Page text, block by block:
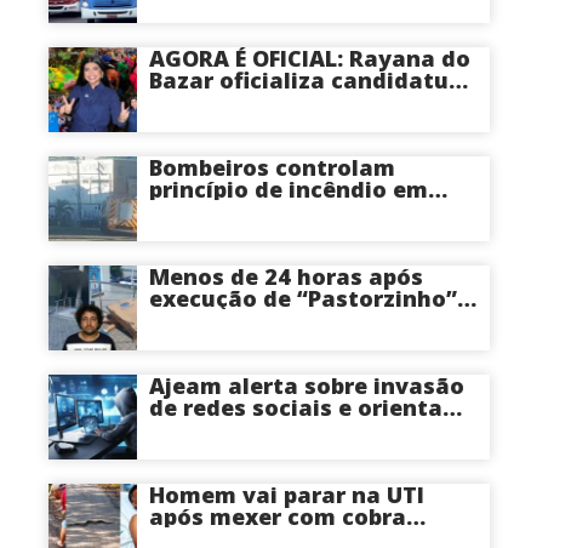
AGORA É OFICIAL: Rayana do
Bazar oficializa candidatura
Bombeiros controlam
princípio de incêndio em
Menos de 24 horas após
execução de “Pastorzinho”
incêndio; veja vídeo
Ajeam alerta sobre invasão
de redes sociais e orienta
Homem vai parar na UTI
após mexer com cobra